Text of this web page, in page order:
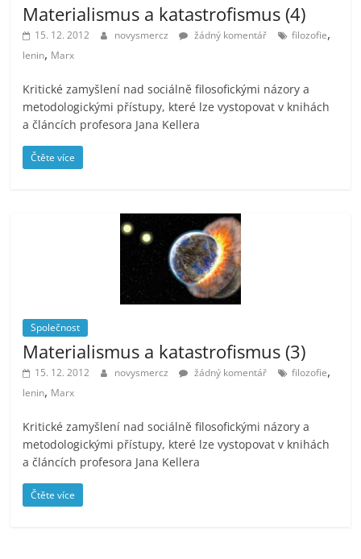
Materialismus a katastrofismus (4)
15. 12. 2012 novysmercz žádný komentář filozofie,
lenin, Marx
Kritické zamyšlení nad sociálně filosofickými názory a
metodologickými přístupy, které lze vystopovat v knihách
a článcích profesora Jana Kellera
Čtěte více
Společnost
Materialismus a katastrofismus (3)
15. 12. 2012 novysmercz žádný komentář filozofie,
lenin, Marx
Kritické zamyšlení nad sociálně filosofickými názory a
metodologickými přístupy, které lze vystopovat v knihách
a článcích profesora Jana Kellera
Čtěte více